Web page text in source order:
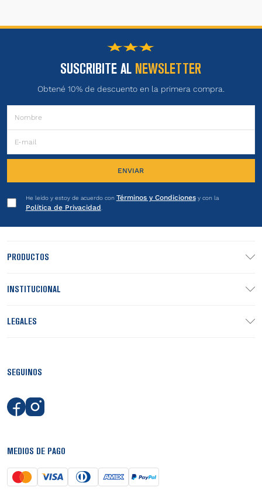
SUSCRIBITE AL NEWSLETTER
Obtené 10% de descuento en la primera compra.
ENVIAR
He leído y estoy de acuerdo con Términos y Condicionesy con la
Política de Privacidad
PRODUCTOS
INSTITUCIONAL
LEGALES
SEGUINOS
MEDIOS DE PAGO